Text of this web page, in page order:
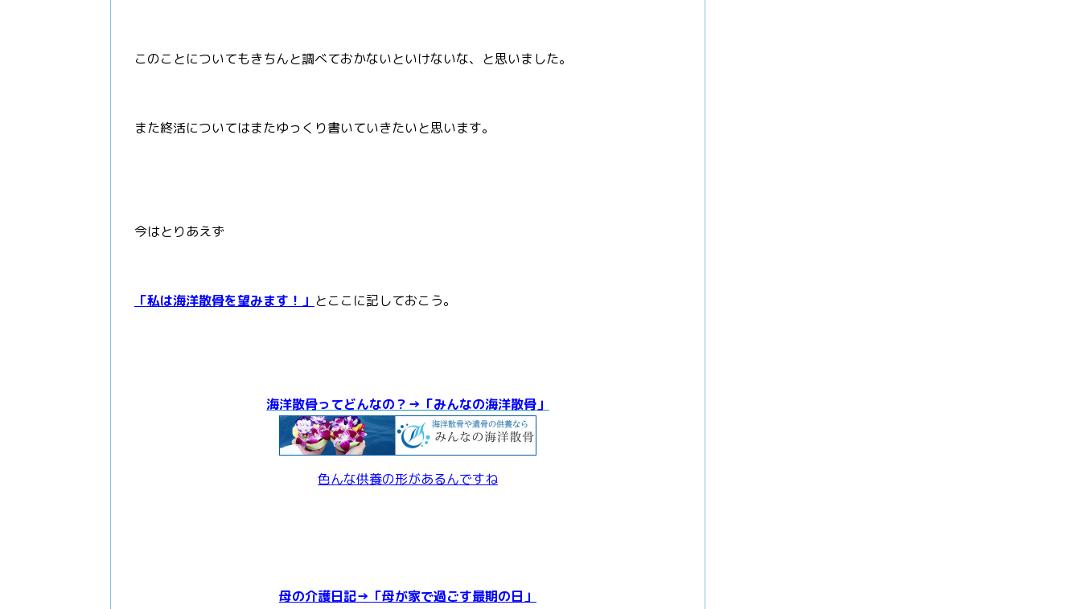
このことについてもきちんと調べておかないといけないな、と思いました。
また終活についてはまたゆっくり書いていきたいと思います。
今はとりあえず
「私は海洋散骨を望みます！」 とここに記しておこう。
海洋散骨ってどんなの？→「みんなの海洋散骨」
色んな供養の形があるんですね
母の介護日記→「母が家で過ごす最期の日 」